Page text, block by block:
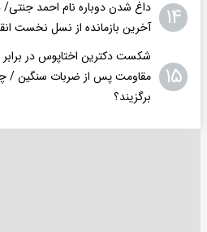
۱۴
آخرین بازمانده از نسل نخست
۱۵
شکست دکترین اختاپوس در برابر
مقاومت پس از ضربات سنگین / چرا
برگزیند؟